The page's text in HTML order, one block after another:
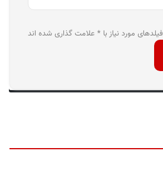
فیلدهای مورد نیاز با * علامت گذاری شده اند